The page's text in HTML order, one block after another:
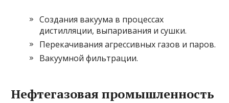
Создания вакуума в процессах
дистилляции, выпаривания и сушки.
Перекачивания агрессивных газов и паров.
Вакуумной фильтрации.
Нефтегазовая промышленность